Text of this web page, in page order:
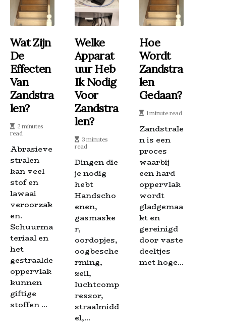
Wat Zijn
De
Effecten
Van
Zandstra
Len?
2 minutes
read
Abrasieve
stralen
kan veel
stof en
lawaai
veroorzak
en.
Schuurma
teriaal en
het
gestraalde
oppervlak
kunnen
giftige
stoffen ...
Welke
Apparat
Uur Heb
Ik Nodig
Voor
Zandstra
Len?
3 minutes
read
Dingen die
je nodig
hebt
Handscho
enen,
gasmaske
r,
oordopjes,
oogbesche
rming,
zeil,
luchtcomp
ressor,
straalmidd
el,...
Hoe
Wordt
Zandstra
Len
Gedaan?
1 minute read
Zandstrale
n is een
proces
waarbij
een hard
oppervlak
wordt
gladgemaa
kt en
gereinigd
door vaste
deeltjes
met hoge...